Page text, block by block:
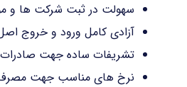
سهولت در ثبت شرکت ها و
آزادی کامل ورود و خروج
تشریفات ساده جهت صادرات
نرخ های مناسب جهت مصرف